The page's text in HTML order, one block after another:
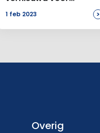
modeljaar
1 feb 2023 >
Overig